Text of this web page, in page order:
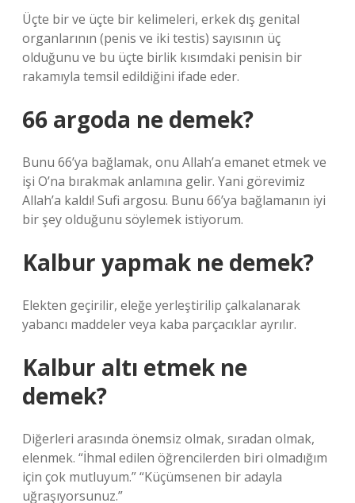
Üçte bir ve üçte bir kelimeleri, erkek dış genital
organlarının (penis ve iki testis) sayısının üç
olduğunu ve bu üçte birlik kısımdaki penisin bir
rakamıyla temsil edildiğini ifade eder.
66 argoda ne demek?
Bunu 66’ya bağlamak, onu Allah’a emanet etmek ve
işi O’na bırakmak anlamına gelir. Yani görevimiz
Allah’a kaldı! Sufi argosu. Bunu 66’ya bağlamanın iyi
bir şey olduğunu söylemek istiyorum.
Kalbur yapmak ne demek?
Elekten geçirilir, eleğe yerleştirilip çalkalanarak
yabancı maddeler veya kaba parçacıklar ayrılır.
Kalbur altı etmek ne
demek?
Diğerleri arasında önemsiz olmak, sıradan olmak,
elenmek. “İhmal edilen öğrencilerden biri olmadığım
için çok mutluyum.” “Küçümsenen bir adayla
uğraşıyorsunuz.”